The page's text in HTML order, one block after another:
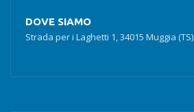
DOVE SIAMO
Strada per i Laghetti 1, 34015 Muggia (TS)